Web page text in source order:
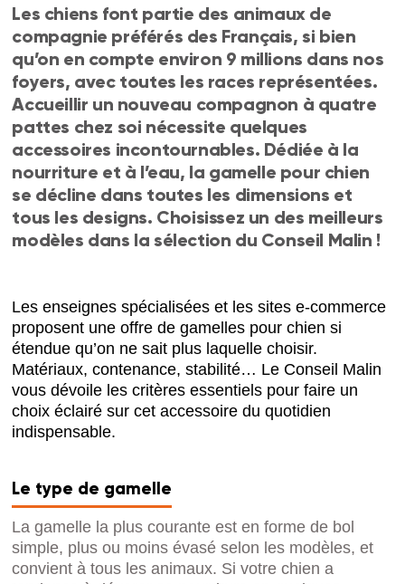
Les chiens font partie des animaux de
compagnie préférés des Français, si bien
qu’on en compte environ 9 millions dans nos
foyers, avec toutes les races représentées.
Accueillir un nouveau compagnon à quatre
pattes chez soi nécessite quelques
accessoires incontournables. Dédiée à la
nourriture et à l’eau, la gamelle pour chien
se décline dans toutes les dimensions et
tous les designs. Choisissez un des meilleurs
modèles dans la sélection du Conseil Malin !
Les enseignes spécialisées et les sites e-commerce
proposent une offre de gamelles pour chien si
étendue qu’on ne sait plus laquelle choisir.
Matériaux, contenance, stabilité… Le Conseil Malin
vous dévoile les critères essentiels pour faire un
choix éclairé sur cet accessoire du quotidien
indispensable.
Le type de gamelle
La gamelle la plus courante est en forme de bol
simple, plus ou moins évasé selon les modèles, et
convient à tous les animaux. Si votre chien a